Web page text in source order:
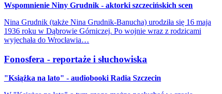
Wspomnienie Niny Grudnik - aktorki szczecińskich scen
Nina Grudnik (także Nina Grudnik-Banucha) urodziła się 16 maja
1936 roku w Dąbrowie Górniczej. Po wojnie wraz z rodzicami
wyjechała do Wrocławia…
Fonosfera - reportaże i słuchowiska
"Książka na lato" - audiobooki Radia Szczecin